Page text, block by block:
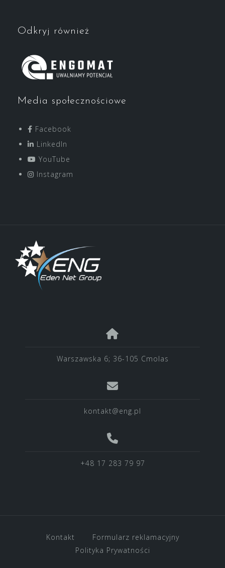
Odkryj również
Media społecznościowe
Facebook
LinkedIn
YouTube
Instagram
Warszawska 6; 36-105 Cmolas
kontakt@eng.pl
+48 17 283 79 97
Kontakt
Formularz reklamacyjny
Polityka Prywatności